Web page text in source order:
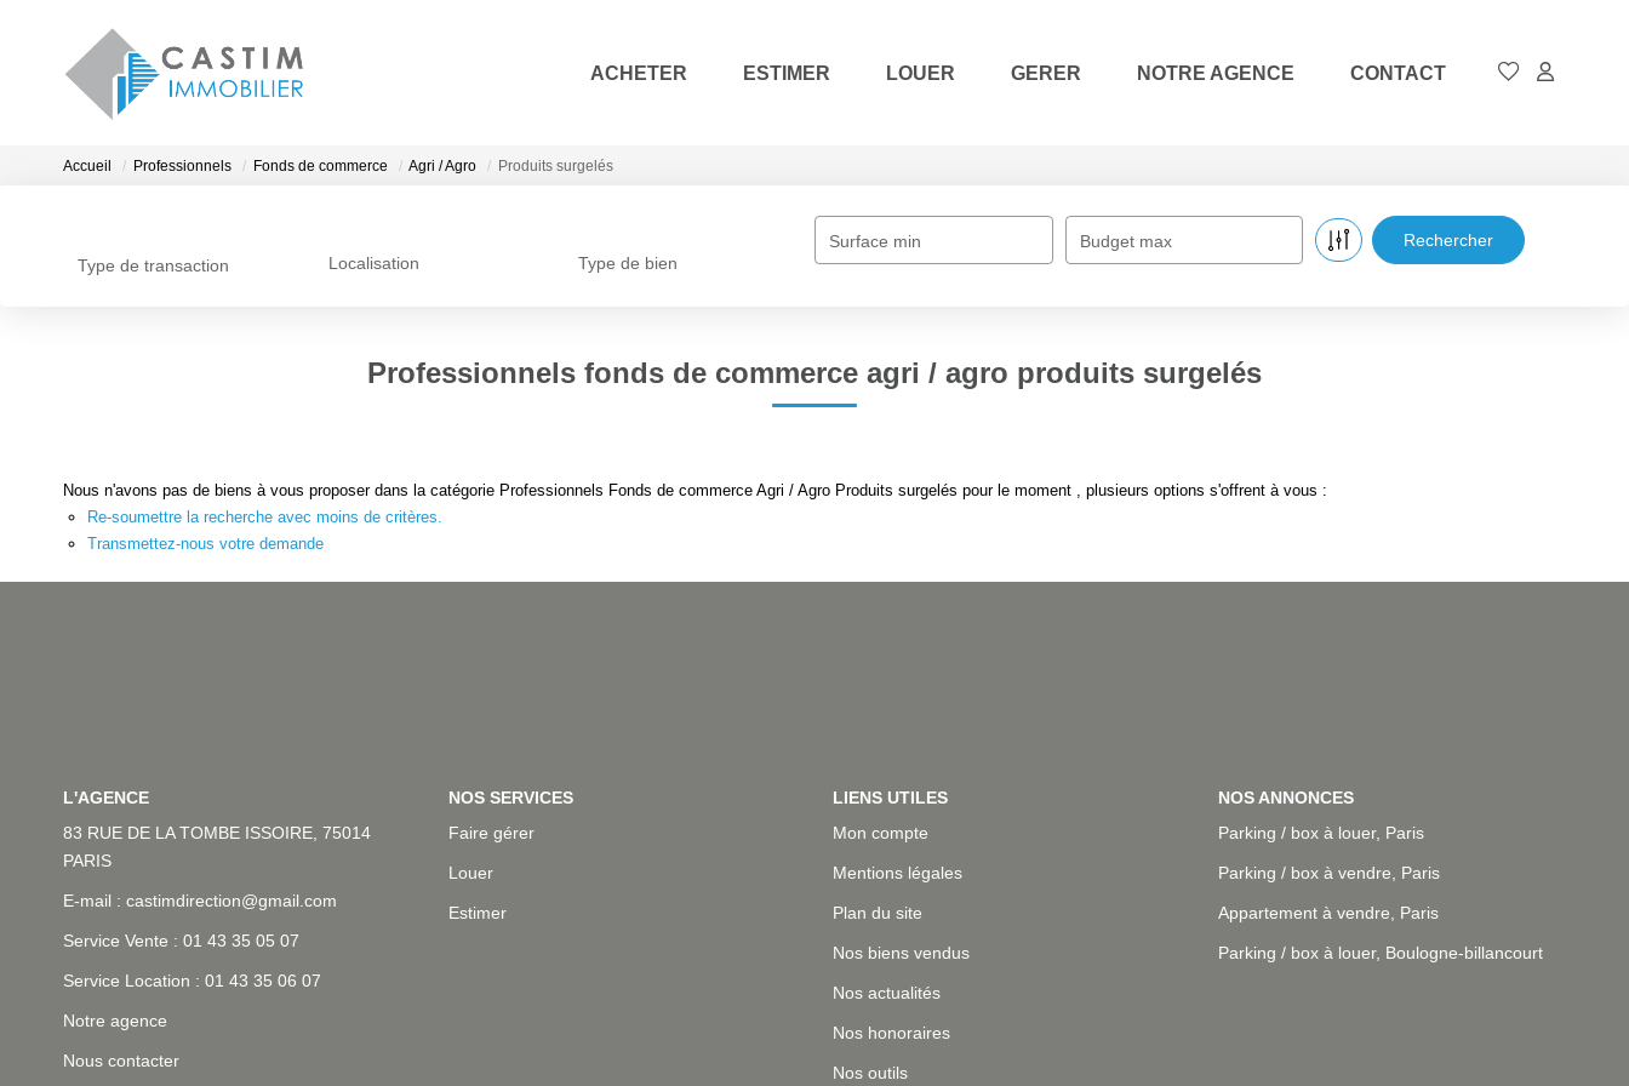
ACHETER ESTIMER LOUER GERER NOTRE AGENCE CONTACT
Accueil Professionnels Fonds de commerce Agri / Agro Produits surgelés
Type de transaction Localisation Type de bien
Surface min Budget max
Professionnels fonds de commerce agri / agro produits surgelés
Nous n'avons pas de biens à vous proposer dans la catégorie Professionnels Fonds de commerce Agri / Agro Produits surgelés pour le moment , plusieurs options s'offrent à vous :
Re-soumettre la recherche avec moins de critères.
Transmettez-nous votre demande
L'AGENCE
83 RUE DE LA TOMBE ISSOIRE, 75014
PARIS
E-mail : castimdirection@gmail.com
Service Vente : 01 43 35 05 07
Service Location : 01 43 35 06 07
Notre agence
Nous contacter
NOS SERVICES
Faire gérer
Louer
Estimer
LIENS UTILES
Mon compte
Mentions légales
Plan du site
Nos biens vendus
Nos actualités
Nos honoraires
Nos outils
NOS ANNONCES
Parking / box à louer, Paris
Parking / box à vendre, Paris
Appartement à vendre, Paris
Parking / box à louer, Boulogne-billancourt